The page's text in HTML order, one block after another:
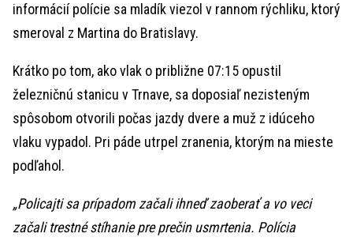
informácií polície sa mladík viezol v rannom rýchliku, ktorý
smeroval z Martina do Bratislavy.
Krátko po tom, ako vlak o približne 07:15 opustil
železničnú stanicu v Trnave, sa doposiaľ nezisteným
spôsobom otvorili počas jazdy dvere a muž z idúceho
vlaku vypadol. Pri páde utrpel zranenia, ktorým na mieste
podľahol.
„Policajti sa prípadom začali ihneď zaoberať a vo veci
začali trestné stíhanie pre prečin usmrtenia. Polícia